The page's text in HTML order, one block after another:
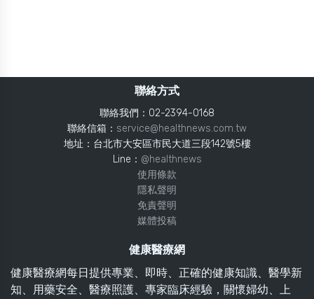
聯絡方式
聯絡我們：02-2394-0168
聯絡信箱： service@healthnews.com.tw
地址：台北市大安區市民大道三段142號5樓
Line： @healthnews
使用條款
隱私聲明
免責聲明
媒體投稿
健康醫療網
健康醫療網每日提供專業、即時、正確的健康知識、醫學新
知、用藥安全、醫療照護、專家臨床經驗，關懷婦幼、上